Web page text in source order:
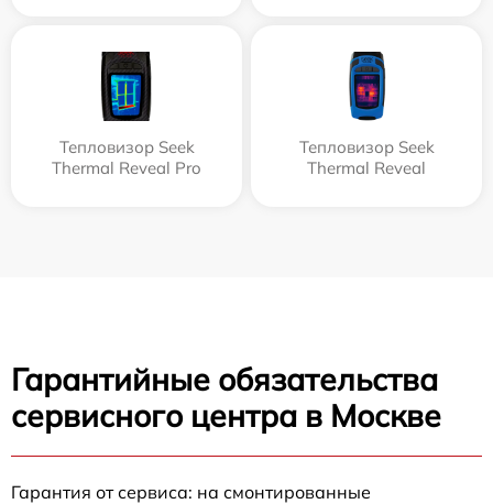
Тепловизор Seek
Thermal Reveal Pro
Тепловизор Seek
Thermal Reveal
Гарантийные обязательства
сервисного центра в Москве
Гарантия от сервиса: на смонтированные